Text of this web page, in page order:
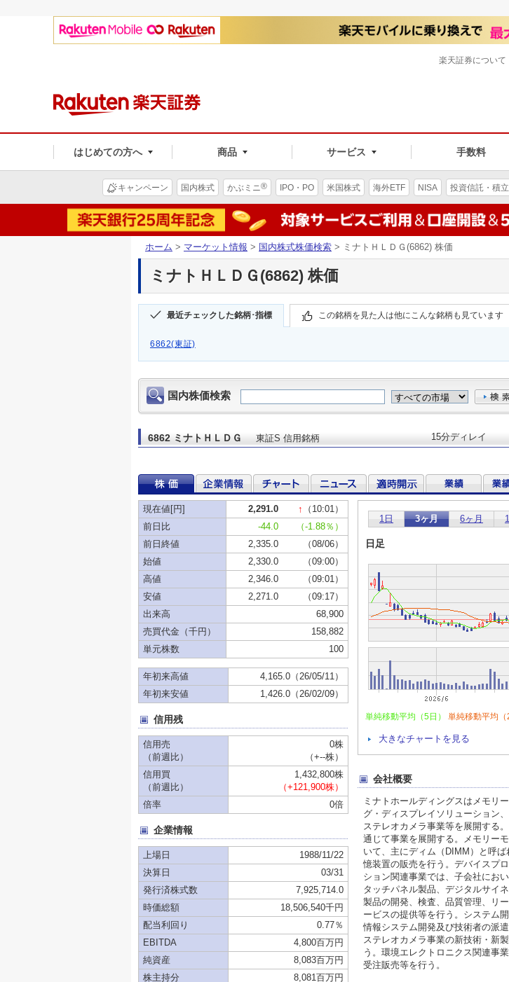
はじめての方へ 商品 サービス 手数料
楽天証券について
キャンペーン 国内株式 かぶミニ® IPO・PO 米国株式 海外ETF NISA 投資信託・積立
ホーム > マーケット情報 > 国内株式株価検索 > ミナトＨＬＤＧ(6862) 株価
ミナトＨＬＤＧ(6862) 株価
最近チェックした銘柄･指標 この銘柄を見た人は他にこんな銘柄も見ています
6862(東証)